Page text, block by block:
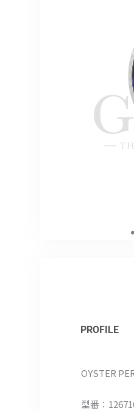
PROFILE
OYSTER
型番：